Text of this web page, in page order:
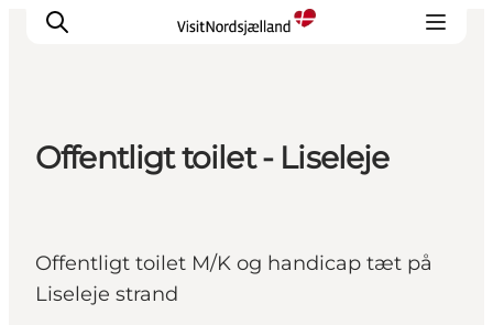
Geschmack
Unterkünfte
Städte
Offentligt toilet - Liseleje
Offentligt toilet M/K og handicap tæt på
Liseleje strand